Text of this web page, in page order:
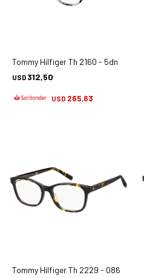
Tommy Hilfiger Th 2160 - 5dn
USD 312,50
USD 265,63
Tommy Hilfiger Th 2229 - 086